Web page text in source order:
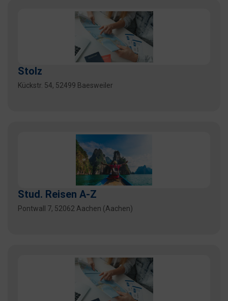
Stolz
Kückstr. 54, 52499 Baesweiler
Stud. Reisen A-Z
Pontwall 7, 52062 Aachen (Aachen)